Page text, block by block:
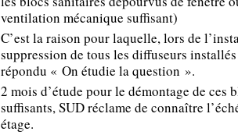
ventilation mécanique suffisant)
C’est la raison pour laquelle, lors de
suppression de tous les diffuseurs
répondu « On étudie la question ».
2 mois d’étude pour le démontage de ces
suffisants, SUD réclame de connaître
étage.